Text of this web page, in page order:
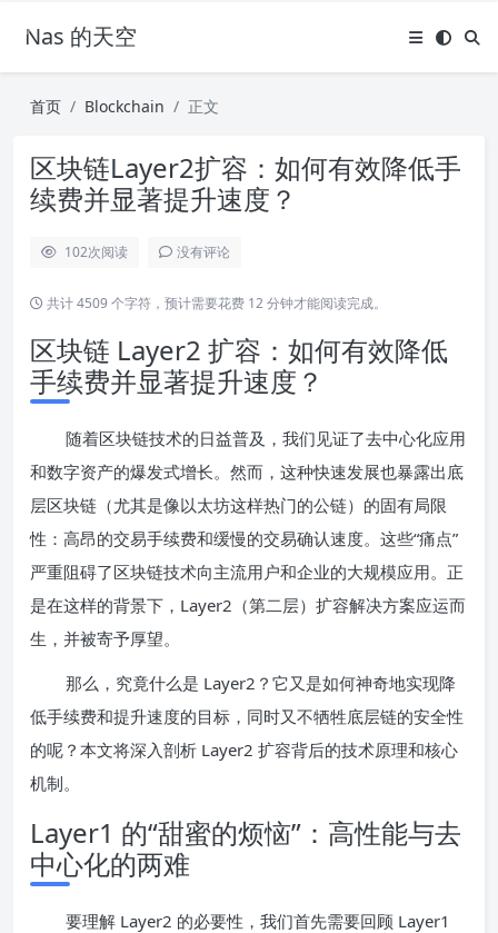
Nas 的天空
首页 Blockchain 正文
区块链Layer2扩容：如何有效降低手
续费并显著提升速度？
102次阅读 没有评论
共计 4509 个字符，预计需要花费 12 分钟才能阅读完成。
区块链 Layer2 扩容：如何有效降低
手续费并显著提升速度？
随着区块链技术的日益普及，我们见证了去中心化应用
和数字资产的爆发式增长。然而，这种快速发展也暴露出底
层区块链（尤其是像以太坊这样热门的公链）的固有局限
性：高昂的交易手续费和缓慢的交易确认速度。这些“痛点”
严重阻碍了区块链技术向主流用户和企业的大规模应用。正
是在这样的背景下，Layer2（第二层）扩容解决方案应运而
生，并被寄予厚望。
那么，究竟什么是 Layer2？它又是如何神奇地实现降
低手续费和提升速度的目标，同时又不牺牲底层链的安全性
的呢？本文将深入剖析 Layer2 扩容背后的技术原理和核心
机制。
Layer1 的“甜蜜的烦恼”：高性能与去
中心化的两难
要理解 Layer2 的必要性，我们首先需要回顾 Layer1